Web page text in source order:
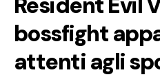
bossfight
attenti agli